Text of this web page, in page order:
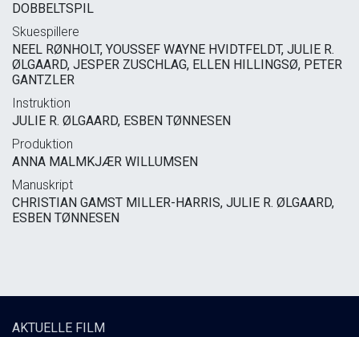
DOBBELTSPIL
Skuespillere
NEEL RØNHOLT, YOUSSEF WAYNE HVIDTFELDT, JULIE R.
ØLGAARD, JESPER ZUSCHLAG, ELLEN HILLINGSØ, PETER
GANTZLER
Instruktion
JULIE R. ØLGAARD, ESBEN TØNNESEN
Produktion
ANNA MALMKJÆR WILLUMSEN
Manuskript
CHRISTIAN GAMST MILLER-HARRIS, JULIE R. ØLGAARD,
ESBEN TØNNESEN
AKTUELLE FILM